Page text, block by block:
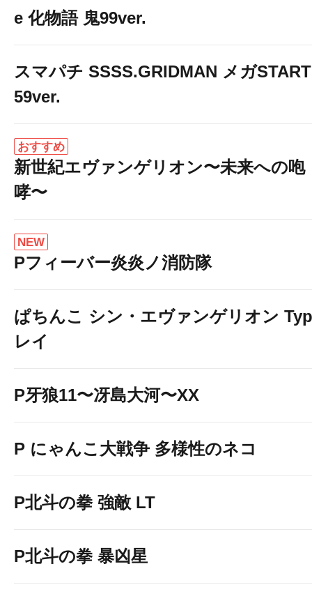
e 化物語 鬼99ver.
スマパチ SSSS.GRIDMAN メガ
59ver.
おすすめ
新世紀エヴァンゲリオン〜未来への咆
哮〜
NEW
Pフィーバー炎炎ノ消防隊
ぱちんこ シン・エヴァンゲリオン
レイ
P牙狼11〜冴島大河〜XX
P にゃんこ大戦争 多様性のネコ
P北斗の拳 強敵 LT
P北斗の拳 暴凶星